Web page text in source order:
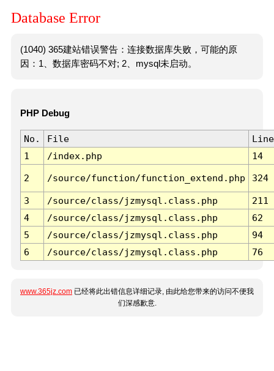
Database Error
(1040) 365建站错误警告：连接数据库失败，可能的原
因：1、数据库密码不对; 2、mysql未启动。
PHP Debug
No. File
Line
1
/index.php 14
2 /source/function/function_extend.php 324
3 /source/class/jzmysql.class.php
211
4
/source/class/jzmysql.class.php
62
5
/source/class/jzmysql.class.php
94
6
/source/class/jzmysql.class.php 76
www.365jz.com 已经将此出错信息详细记录, 由此给您带来的访问不便我
们深感歉意.